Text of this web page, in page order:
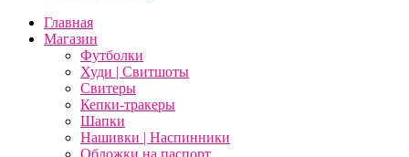
Главная
Магазин
Футболки
Худи | Свитшоты
Свитеры
Кепки-тракеры
Шапки
Нашивки | Наспинники
Обложки на паспорт